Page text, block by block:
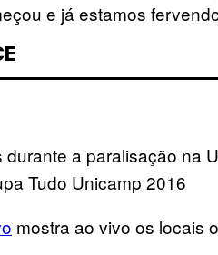
e já estamos
durante a paralisação na
Tudo Unicamp 2016
mostra ao vivo os locais